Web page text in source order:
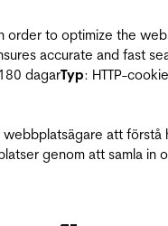
order to optimize the
accurate and fast
dagarTyp: HTTP-cookie
att förstå
genom att samla in